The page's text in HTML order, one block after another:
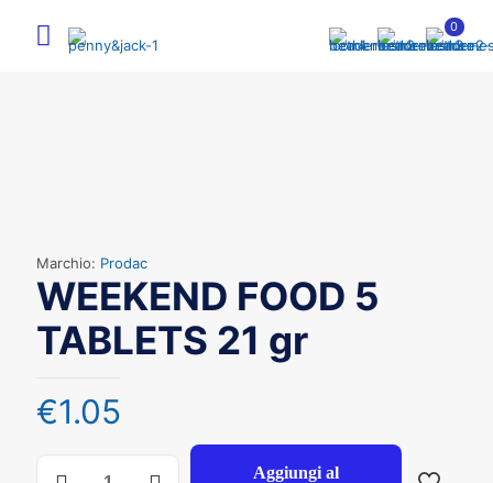
0
Marchio: Prodac
WEEKEND FOOD 5
TABLETS 21 gr
€1.05
Aggiungi al